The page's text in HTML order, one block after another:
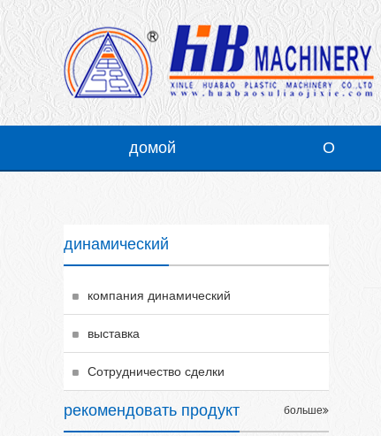
домой О
история
динамический
компания динамический
выставка
Сотрудничество сделки
рекомендовать продукт больше
2000MM три слоя / пять коэкструзионные высокоскоростных кастинг Пэ намотки пленки линия производства